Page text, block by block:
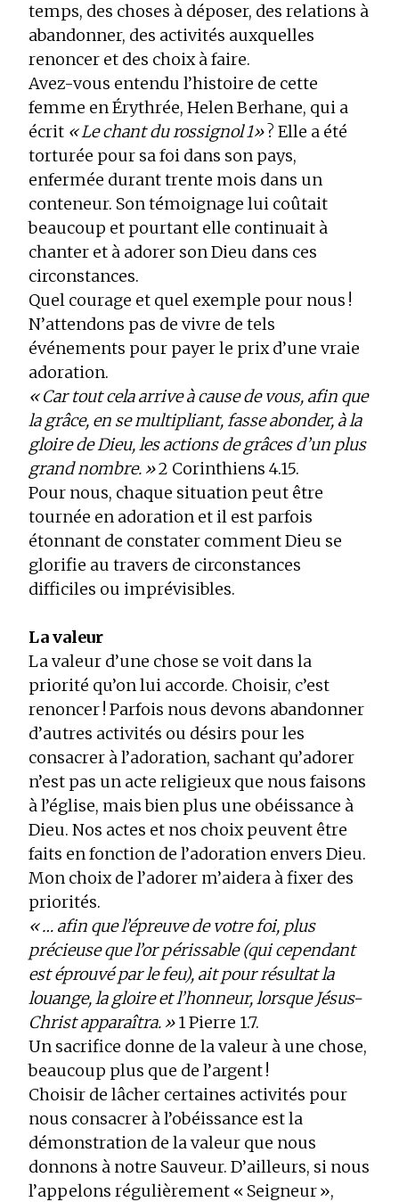
temps, des choses à déposer, des relations à
abandonner, des activités auxquelles
renoncer et des choix à faire.
Avez-vous entendu l’histoire de cette
femme en Érythrée, Helen Berhane, qui a
écrit « Le chant du rossignol 1» ? Elle a été
torturée pour sa foi dans son pays,
enfermée durant trente mois dans un
conteneur. Son témoignage lui coûtait
beaucoup et pourtant elle continuait à
chanter et à adorer son Dieu dans ces
circonstances.
Quel courage et quel exemple pour nous !
N’attendons pas de vivre de tels
événements pour payer le prix d’une vraie
adoration.
« Car tout cela arrive à cause de vous, afin que
la grâce, en se multipliant, fasse abonder, à la
gloire de Dieu, les actions de grâces d’un plus
grand nombre. »2 Corinthiens 4.15.
Pour nous, chaque situation peut être
tournée en adoration et il est parfois
étonnant de constater comment Dieu se
glorifie au travers de circonstances
difficiles ou imprévisibles.
La valeur
La valeur d’une chose se voit dans la
priorité qu’on lui accorde. Choisir, c’est
renoncer ! Parfois nous devons abandonner
d’autres activités ou désirs pour les
consacrer à l’adoration, sachant qu’adorer
n’est pas un acte religieux que nous faisons
à l’église, mais bien plus une obéissance à
Dieu. Nos actes et nos choix peuvent être
faits en fonction de l’adoration envers Dieu.
Mon choix de l’adorer m’aidera à fixer des
priorités.
« … afin que l’épreuve de votre foi, plus
précieuse que l’or périssable (qui cependant
est éprouvé par le feu), ait pour résultat la
louange, la gloire et l’honneur, lorsque Jésus-
Christ apparaîtra. »1 Pierre 1.7.
Un sacrifice donne de la valeur à une chose,
beaucoup plus que de l’argent !
Choisir de lâcher certaines activités pour
nous consacrer à l’obéissance est la
démonstration de la valeur que nous
donnons à notre Sauveur. D’ailleurs, si nous
l’appelons régulièrement « Seigneur »,